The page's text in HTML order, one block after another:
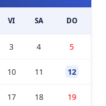
VI SA DO
3 4 5
10 11 12
17 18 19